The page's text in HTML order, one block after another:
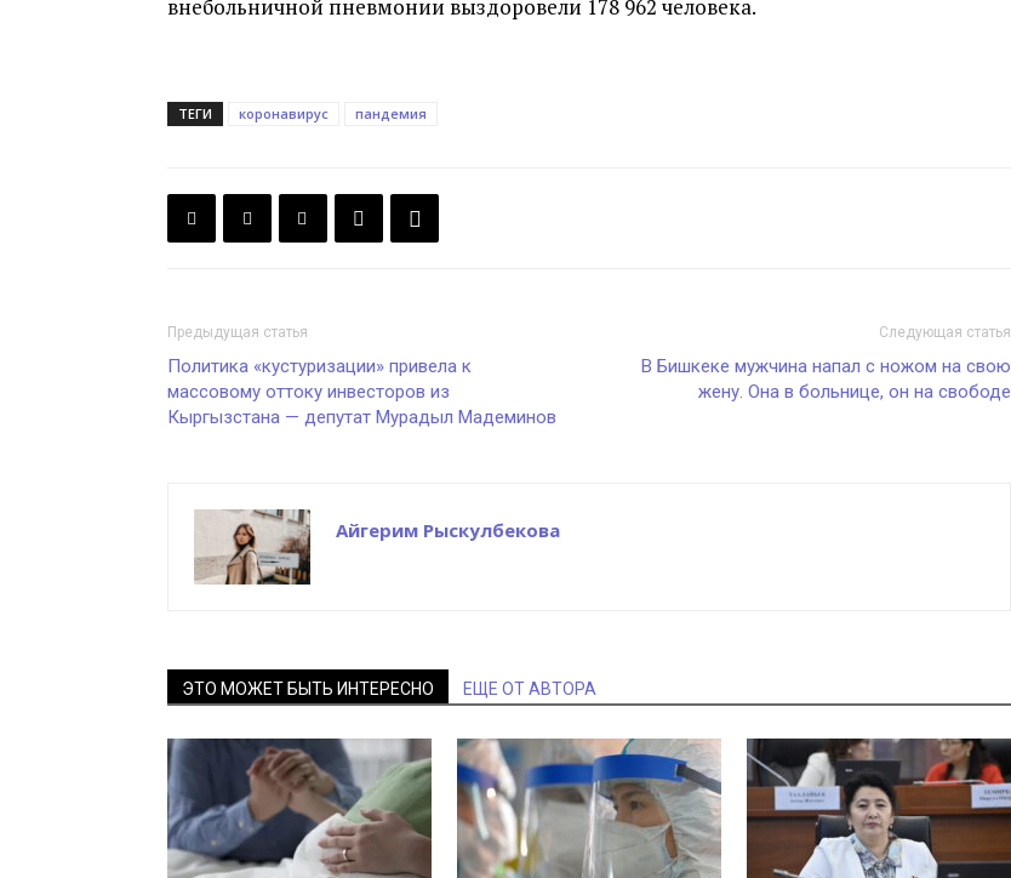
внебольничной пневмонии выздоровели 178 962 человека.
ТЕГИ коронавирус пандемия
Предыдущая статья
Политика «кустуризации» привела к
массовому оттоку инвесторов из
Кыргызстана — депутат Мурадыл Мадеминов
Следующая статья
В Бишкеке мужчина напал с ножом на свою
жену. Она в больнице, он на свободе
Айгерим Рыскулбекова
ЭТО МОЖЕТ БЫТЬ ИНТЕРЕСНО ЕЩЕ ОТ АВТОРА